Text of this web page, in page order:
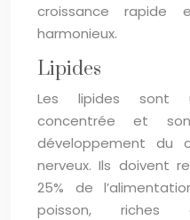
croissance rapide
harmonieux.
Lipides
Les lipides sont
concentrée et
développement du
nerveux. Ils doivent
25% de
poisson, riches